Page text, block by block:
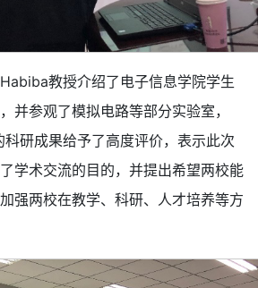
Habiba教授介绍了电子信息学院学生
并参观了模拟电路等部分实验室，
研成果给予了高度评价，表示此次
学术交流的目的，并提出希望两校能
强两校在教学、科研、人才培养等方